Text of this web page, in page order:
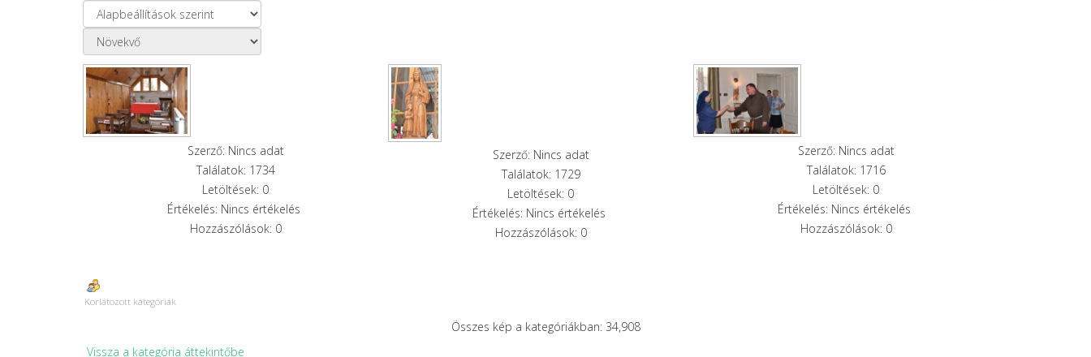
Szerző: Nincs adat
Találatok: 1734
Letöltések: 0
Értékelés: Nincs értékelés
Hozzászólások: 0
Szerző: Nincs adat
Találatok: 1729
Letöltések: 0
Értékelés: Nincs értékelés
Hozzászólások: 0
Szerző: Nincs adat
Találatok: 1716
Letöltések: 0
Értékelés: Nincs értékelés
Hozzászólások: 0
Korlátozott kategóriák
Összes kép a kategóriákban: 34,908
Vissza a kategória áttekintőbe